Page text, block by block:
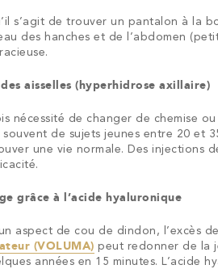
s’agit de trouver un pantalon à la
des hanches et de l’abdomen
aisselles (hyperhidrose axillaire)
nécessité de changer de chemise
souvent de sujets jeunes entre 20 et
une vie normale. Des injections
grâce à l’acide hyaluronique
aspect de cou de dindon, l’excès
(VOLUMA) peut redonner de la
années en 15 minutes. L’acide